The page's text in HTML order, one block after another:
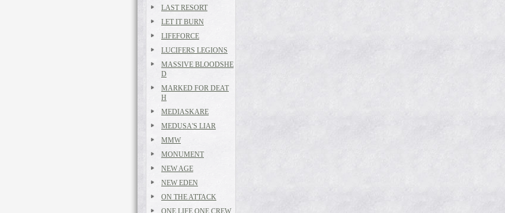
LAST RESORT
LET IT BURN
LIFEFORCE
LUCIFERS LEGIONS
MASSIVE BLOODSHE
D
MARKED FOR DEAT
H
MEDIASKARE
MEDUSA'S LIAR
MMW
MONUMENT
NEW AGE
NEW EDEN
ON THE ATTACK
ONE LIFE ONE CREW